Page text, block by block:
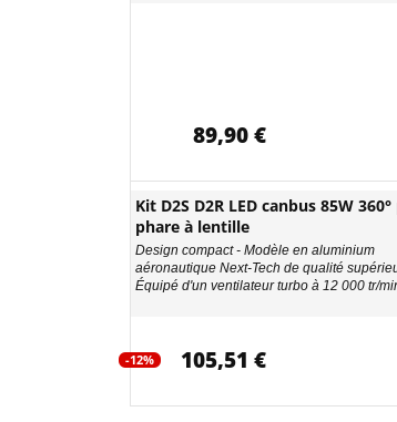
89,90 €
Kit D2S D2R LED canbus 85W
phare à lentille
Design compact - Modèle en aluminium
aéronautique Next-Tech de qualité
Équipé d'un ventilateur turbo à 12 000 tr/
-12% 105,51 €